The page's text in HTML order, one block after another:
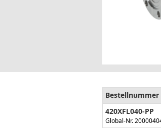
Bestellnummer
420XFL040-PP
Global-Nr.